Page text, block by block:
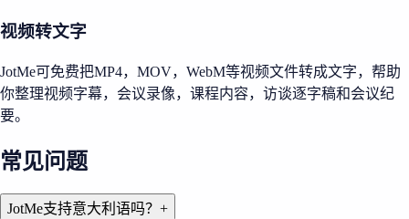
视频转文字
JotMe可免费把MP4，MOV，WebM等视频文件转成文字，帮助
你整理视频字幕，会议录像，课程内容，访谈逐字稿和会议纪
要。
常见问题
JotMe支持意大利语吗？ +